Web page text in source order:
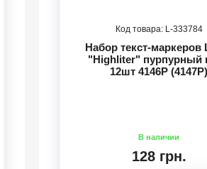
333784
Набор текст-маркеров
"Highliter" пурпурный
12шт 4146P (4147P)
128 грн.